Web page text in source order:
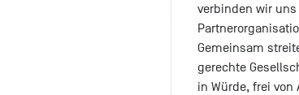
verbinden wir uns
Gemeinsam
gerechte
in Würde, frei